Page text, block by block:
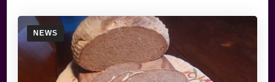
NEWS